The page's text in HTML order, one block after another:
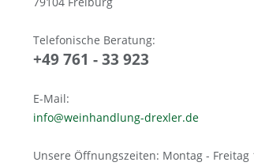
Telefonische Beratung:
+49 761 - 33 923
E-Mail:
info@weinhandlung-drexler.de
Unsere Öffnungszeiten: Montag - Freitag